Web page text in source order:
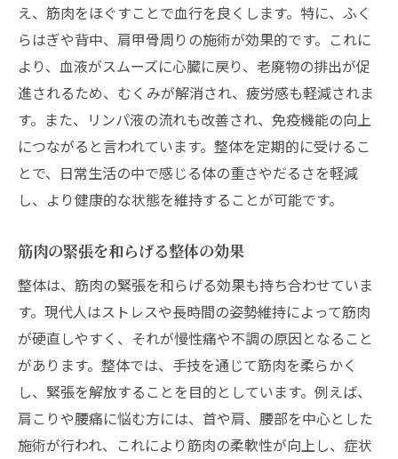
え、筋肉をほぐすことで血行を良くします。特に、ふく
らはぎや背中、肩甲骨周りの施術が効果的です。これに
より、血液がスムーズに心臓に戻り、老廃物の排出が促
進されるため、むくみが解消され、疲労感も軽減されま
す。また、リンパ液の流れも改善され、免疫機能の向上
につながると言われています。整体を定期的に受けるこ
とで、日常生活の中で感じる体の重さやだるさを軽減
し、より健康的な状態を維持することが可能です。
筋肉の緊張を和らげる整体の効果
整体は、筋肉の緊張を和らげる効果も持ち合わせていま
す。現代人はストレスや長時間の姿勢維持によって筋肉
が硬直しやすく、それが慢性痛や不調の原因となること
があります。整体では、手技を通じて筋肉を柔らかく
し、緊張を解放することを目的としています。例えば、
肩こりや腰痛に悩む方には、首や肩、腰部を中心とした
施術が行われ、これにより筋肉の柔軟性が向上し、症状